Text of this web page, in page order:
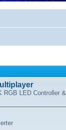
RGB LED Controller &